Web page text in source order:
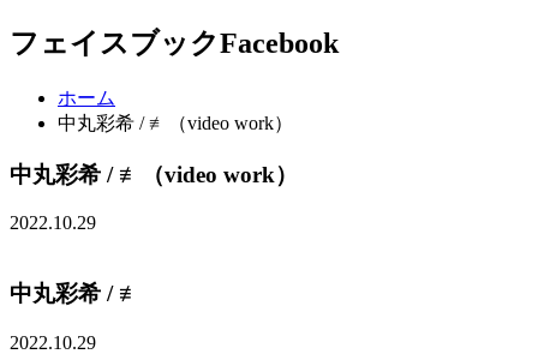
フェイスブックFacebook
ホーム
中丸彩希 / ≢（video work）
中丸彩希 / ≢（video work）
2022.10.29
中丸彩希 / ≢
2022.10.29